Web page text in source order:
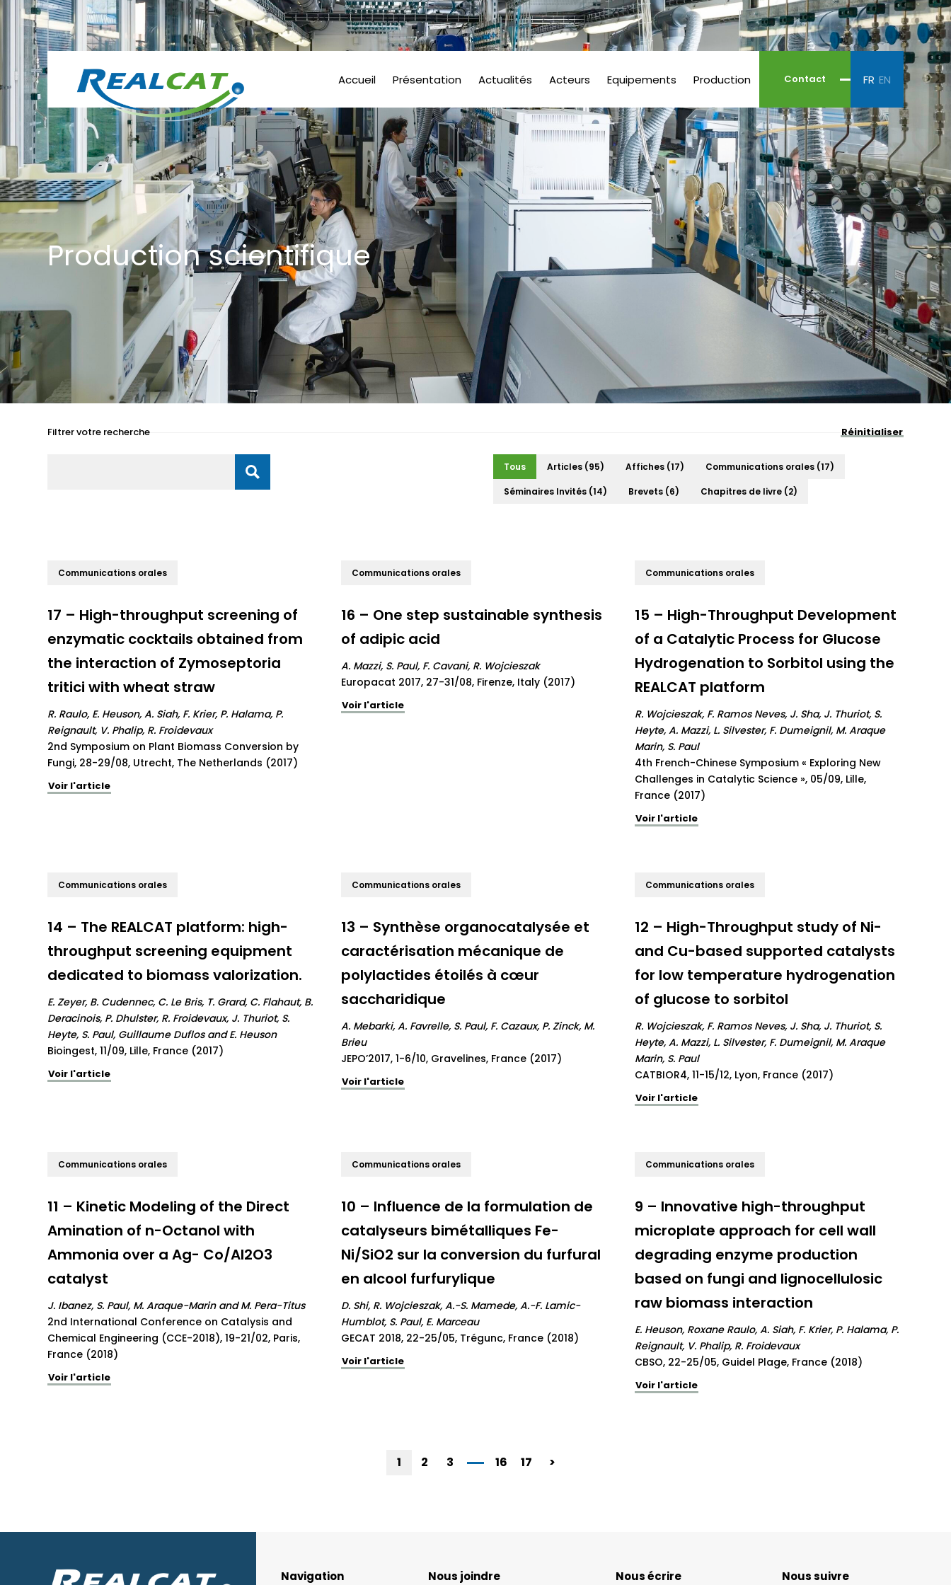
Accueil Présentation Actualités Acteurs Equipements Production Contact FR EN
Production scientifique
Filtrer votre recherche Réinitialiser
Filtre production
Tous Articles (95) Affiches (17) Communications orales (17)
Séminaires Invités (14) Brevets (6) Chapitres de livre (2)
Communications orales
17 – High-throughput screening of
enzymatic cocktails obtained from
the interaction of Zymoseptoria
tritici with wheat straw
R. Raulo, E. Heuson, A. Siah, F. Krier, P. Halama, P.
Reignault, V. Phalip, R. Froidevaux
2nd Symposium on Plant Biomass Conversion by
Fungi, 28-29/08, Utrecht, The Netherlands (2017)
Voir l'article
Communications orales
16 – One step sustainable synthesis
of adipic acid
A. Mazzi, S. Paul, F. Cavani, R. Wojcieszak
Europacat 2017, 27-31/08, Firenze, Italy (2017)
Voir l'article
Communications orales
15 – High-Throughput Development
of a Catalytic Process for Glucose
Hydrogenation to Sorbitol using the
REALCAT platform
R. Wojcieszak, F. Ramos Neves, J. Sha, J. Thuriot, S.
Heyte, A. Mazzi, L. Silvester, F. Dumeignil, M. Araque
Marin, S. Paul
4th French-Chinese Symposium « Exploring New
Challenges in Catalytic Science », 05/09, Lille,
France (2017)
Voir l'article
Communications orales
14 – The REALCAT platform: high-
throughput screening equipment
dedicated to biomass valorization.
E. Zeyer, B. Cudennec, C. Le Bris, T. Grard, C. Flahaut, B.
Deracinois, P. Dhulster, R. Froidevaux, J. Thuriot, S.
Heyte, S. Paul, Guillaume Duflos and E. Heuson
Bioingest, 11/09, Lille, France (2017)
Voir l'article
Communications orales
13 – Synthèse organocatalysée et
caractérisation mécanique de
polylactides étoilés à cœur
saccharidique
A. Mebarki, A. Favrelle, S. Paul, F. Cazaux, P. Zinck, M.
Brieu
JEPO’2017, 1-6/10, Gravelines, France (2017)
Voir l'article
Communications orales
12 – High-Throughput study of Ni-
and Cu-based supported catalysts
for low temperature hydrogenation
of glucose to sorbitol
R. Wojcieszak, F. Ramos Neves, J. Sha, J. Thuriot, S.
Heyte, A. Mazzi, L. Silvester, F. Dumeignil, M. Araque
Marin, S. Paul
CATBIOR4, 11-15/12, Lyon, France (2017)
Voir l'article
Communications orales
11 – Kinetic Modeling of the Direct
Amination of n-Octanol with
Ammonia over a Ag- Co/Al2O3
catalyst
J. Ibanez, S. Paul, M. Araque-Marin and M. Pera-Titus
2nd International Conference on Catalysis and
Chemical Engineering (CCE-2018), 19-21/02, Paris,
France (2018)
Voir l'article
Communications orales
10 – Influence de la formulation de
catalyseurs bimétalliques Fe-
Ni/SiO2 sur la conversion du furfural
en alcool furfurylique
D. Shi, R. Wojcieszak, A.-S. Mamede, A.-F. Lamic-
Humblot, S. Paul, E. Marceau
GECAT 2018, 22-25/05, Trégunc, France (2018)
Voir l'article
Communications orales
9 – Innovative high-throughput
microplate approach for cell wall
degrading enzyme production
based on fungi and lignocellulosic
raw biomass interaction
E. Heuson, Roxane Raulo, A. Siah, F. Krier, P. Halama, P.
Reignault, V. Phalip, R. Froidevaux
CBSO, 22-25/05, Guidel Plage, France (2018)
Voir l'article
1 2 3 16 17 >
Navigation Nous joindre Nous écrire Nous suivre